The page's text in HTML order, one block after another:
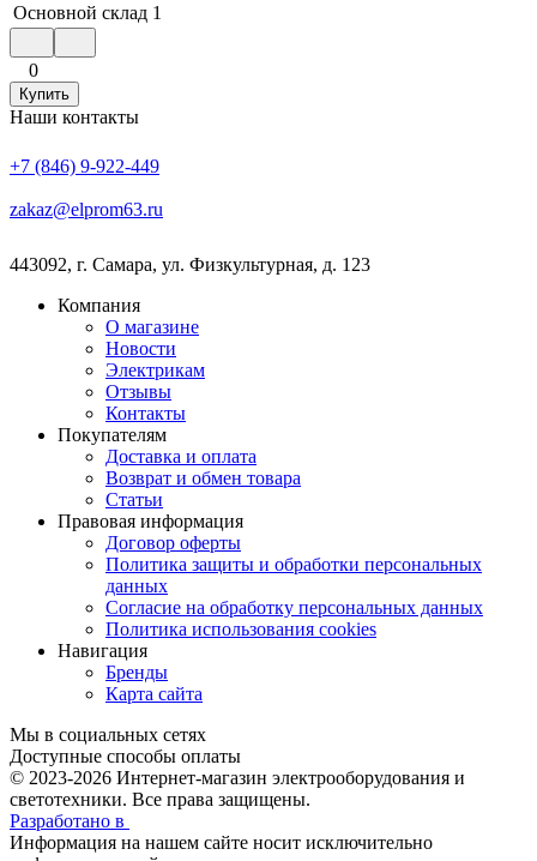
Основной склад 1
0
Купить
Наши контакты
+7 (846) 9-922-449
zakaz@elprom63.ru
443092, г. Самара, ул. Физкультурная, д. 123
Компания
О магазине
Новости
Электрикам
Отзывы
Контакты
Покупателям
Доставка и оплата
Возврат и обмен товара
Статьи
Правовая информация
Договор оферты
Политика защиты и обработки персональных
данных
Согласие на обработку персональных данных
Политика использования cookies
Навигация
Бренды
Карта сайта
Мы в социальных сетях
Доступные способы оплаты
© 2023-2026 Интернет-магазин электрооборудования и
светотехники. Все права защищены.
Разработано в
Информация на нашем сайте носит исключительно